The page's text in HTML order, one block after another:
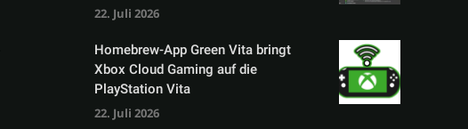
22. Juli 2026
Homebrew-App Green Vita bringt
Xbox Cloud Gaming auf die
PlayStation Vita
22. Juli 2026